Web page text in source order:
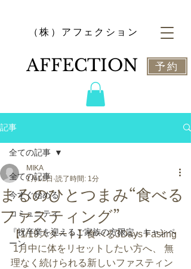
​（株）アフェクション
​AFFECTION 予約
記事
全ての記事
今すぐ始める
コミュニティ
『祝卒業を迎えるご家族の方限定』キャンペ
ーン
全ての記事
まるのひとつまみ“食べる
ファスティング”
MIKA
1月11日 読了時間: 1分
【1/19スタート】食べる3Days Fasting
理なく続けられる新しいファスティン